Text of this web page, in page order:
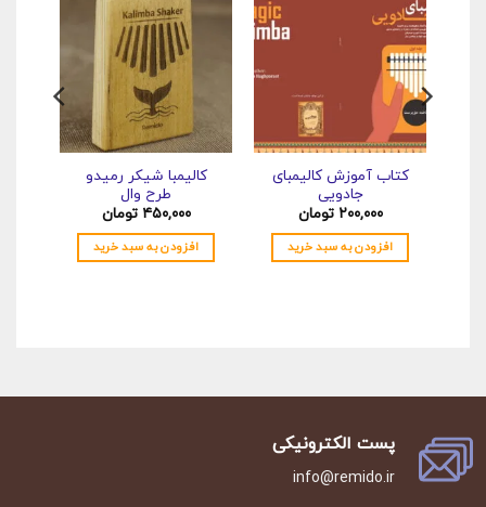
کتاب آموزش کالیمبای
جادویی
۲۰۰,۰۰۰ تومان
افزودن به سبد خرید
کالیمبا شیکر رمیدو
طرح وال
۴۵۰,۰۰۰ تومان
افزودن به سبد خرید
پست الکترونیکی
info@remido.ir